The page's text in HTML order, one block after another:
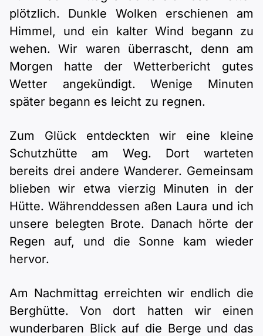
plötzlich. Dunkle Wolken erschienen am
Himmel, und ein kalter Wind begann zu
wehen. Wir waren überrascht, denn am
Morgen hatte der Wetterbericht gutes
Wetter angekündigt. Wenige Minuten
später begann es leicht zu regnen.
Zum Glück entdeckten wir eine kleine
Schutzhütte am Weg. Dort warteten
bereits drei andere Wanderer. Gemeinsam
blieben wir etwa vierzig Minuten in der
Hütte. Währenddessen aßen Laura und ich
unsere belegten Brote. Danach hörte der
Regen auf, und die Sonne kam wieder
hervor.
Am Nachmittag erreichten wir endlich die
Berghütte. Von dort hatten wir einen
wunderbaren Blick auf die Berge und das